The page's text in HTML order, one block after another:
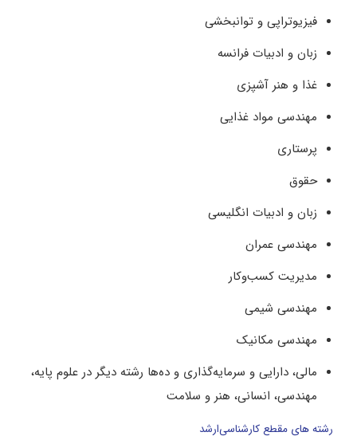
فیزیوتراپی و توانبخشی
زبان و ادبیات فرانسه
غذا و هنر آشپزی
مهندسی مواد غذایی
پرستاری
حقوق
زبان و ادبیات انگلیسی
مهندسی عمران
مدیریت کسب‌وکار
مهندسی شیمی
مهندسی مکانیک
مالی، دارایی و سرمایه‌گذاری و ده‌ها رشته دیگر در علوم پایه،
مهندسی، انسانی، هنر و سلامت
رشته های مقطع کارشناسی‌ارشد